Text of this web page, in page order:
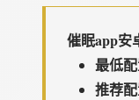
催眠app安
最低
推荐